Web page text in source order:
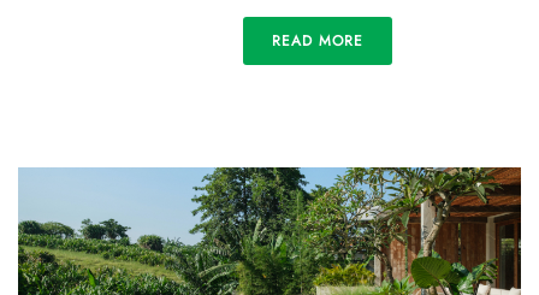
READ MORE